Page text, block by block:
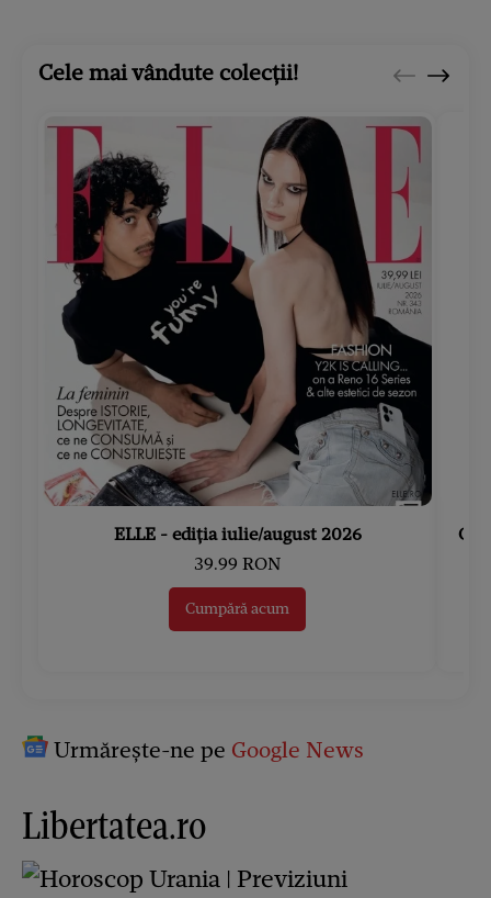
Cele mai vândute colecții!
ELLE - ediția iulie/august 2026
39.99 RON
Cumpără acum
Urmărește-ne pe Google News
Libertatea.ro